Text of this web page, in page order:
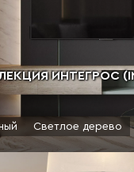
ИНТЕГРOC
Светлое дерево